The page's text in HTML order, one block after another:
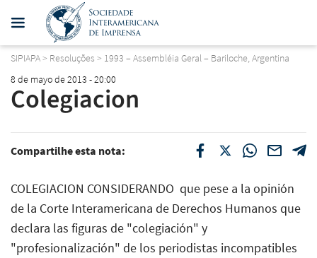
SIPIAPA> Resoluções > 1993 – Assembléia Geral – Bariloche, Argentina
8 de mayo de 2013 - 20:00
Colegiacion
Compartilhe esta nota:
COLEGIACION CONSIDERANDO  que pese a la opinión
de la Corte Interamericana de Derechos Humanos que
declara las figuras de "colegiación" y
"profesionalización" de los periodistas incompatibles